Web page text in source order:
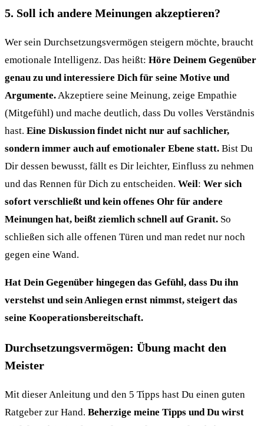
5. Soll ich andere Meinungen akzeptieren?
Wer sein Durchsetzungsvermögen steigern möchte, braucht
emotionale Intelligenz. Das heißt: Höre Deinem Gegenüber
genau zu und interessiere Dich für seine Motive und
Argumente.Akzeptiere seine Meinung, zeige Empathie
(Mitgefühl) und mache deutlich, dass Du volles Verständnis
hast. Eine Diskussion findet nicht nur auf sachlicher,
sondern immer auch auf emotionaler Ebene statt. Bist Du
Dir dessen bewusst, fällt es Dir leichter, Einfluss zu nehmen
und das Rennen für Dich zu entscheiden. Weil: Wer sich
sofort verschließt und kein offenes Ohr für andere
Meinungen hat, beißt ziemlich schnell auf Granit. So
schließen sich alle offenen Türen und man redet nur noch
gegen eine Wand.
Hat Dein Gegenüber hingegen das Gefühl, dass Du ihn
verstehst und sein Anliegen ernst nimmst, steigert das
seine Kooperationsbereitschaft.
Durchsetzungsvermögen: Übung macht den
Meister
Mit dieser Anleitung und den 5 Tipps hast Du einen guten
Ratgeber zur Hand. Beherzige meine Tipps und Du wirst